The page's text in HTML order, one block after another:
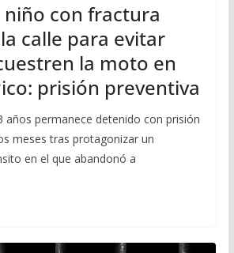
niño con fractura
calle para evitar
la moto en
prisión preventiva
años permanece detenido con prisión
meses tras protagonizar un
en el que abandonó a